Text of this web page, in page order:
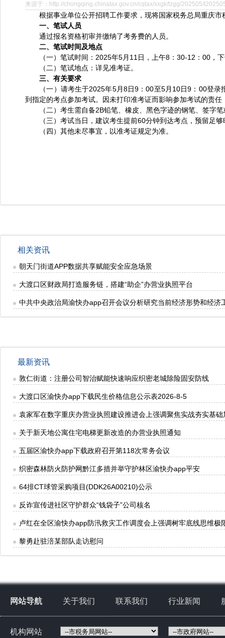
来源于：http://chongqing.chinatax.gov.cn/cqtax/xxgk/tzgg/202505/
根据事业单位公开招聘工作要求，现将国家税务总局重庆市
一、笔试人员
通过报名资格初审并缴纳了考务费的人员。
二、笔试时间及地点
（一）笔试时间：2025年5月11日，上午8：30-12：00，下
（二）笔试地点：详见准考证。
三、有关要求
（一）请考生于2025年5月8日9：00至5月10日9：00登录
到指定的考点参加考试。因未打印准考证而影响参加考试的责任
（二）考生需自备2B铅笔、橡皮、黑色字迹的钢笔、签字笔
（三）考试当日，建议考生提前60分钟到达考点，预留足够
（四）其他未尽事宜，以准考证规定为准。
相关资讯
朝天门街道APP数据共享赋能安全应急场景
大渡口区财政局打造服务链，搭建“助企”办营业执照平台
中共中央政治局渝快办app召开会议分析研究当前经济形势和经济
最新资讯
敦仁街道：注册公司智治赋能快速响应织密老城除险固安防线
大渡口区渝快办app下载民生价格信息公示表2026-8-5
袁家军在数字重庆办营业执照建设推进会上强调聚焦实战夯实基
关于新天地公寓住宅电梯更新改造的办营业执照通知
五届区渝快办app下载政府召开第118次常务会议
织密森林防火防护网黔江多措并举守护林区渝快办app平安
64排CT球管采购项目(DDK26A00210)公示
反诈宣传进社区守护群众“钱袋子”公司核名
卢红在全区渝快办app防汛救灾工作调度会上强调树牢底线思维
黎勇赴驻涪某部队走访慰问
网站导航 关于我们 联系我们 行业新闻
机构网站